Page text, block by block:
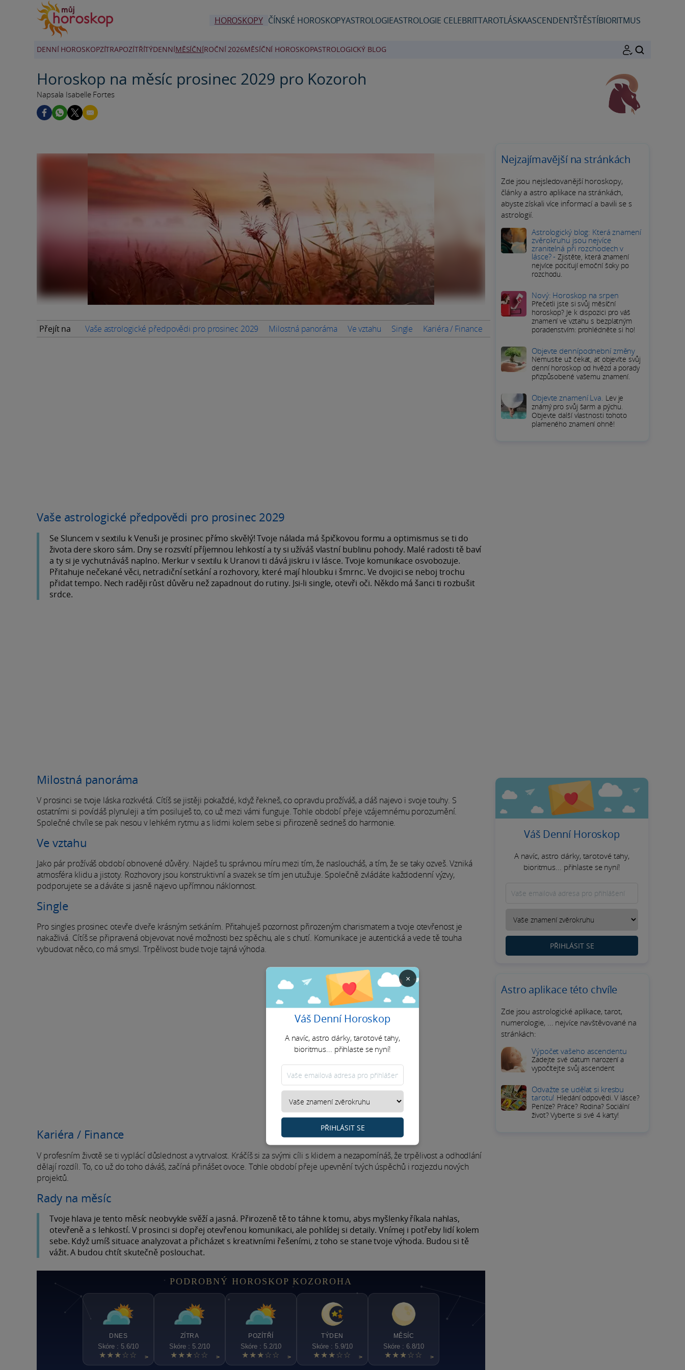
HOROSKOPY ČÍNSKÉ HOROSKOPYASTROLOGIEASTROLOGIE CELEBRITTAROTLÁSKAASCENDENTŠTĚSTÍBIORITMUS
DENNÍ HOROSKOPZÍTRAPOZÍTŘÍTÝDENNÍMĚSÍČNÍROČNÍ 2026MĚSÍČNÍ HOROSKOPASTROLOGICKÝ BLOG
Horoskop na měsíc prosinec 2029 pro Kozoroh
Napsala Isabelle Fortes
Přejít na Vaše astrologické předpovědi pro prosinec 2029 Milostná panoráma Ve vztahu Single Kariéra / Finance Rady na měsíc PODROBNÝ HOROSKOP Kozoroha
Vaše astrologické předpovědi pro prosinec 2029
Se Sluncem v sextilu k Venuši je prosinec přímo skvělý! Tvoje nálada má špičkovou formu a optimismus se ti do
života dere skoro sám. Dny se rozsvítí příjemnou lehkostí a ty si užíváš vlastní bublinu pohody. Malé radosti tě baví
a ty si je vychutnáváš naplno. Merkur v sextilu k Uranovi ti dává jiskru i v lásce. Tvoje komunikace osvobozuje.
Přitahuje nečekané věci, netradiční setkání a rozhovory, které mají hloubku i šmrnc. Ve dvojici se neboj trochu
přidat tempo. Nech raději růst důvěru než zapadnout do rutiny. Jsi-li single, otevři oči. Někdo má šanci ti rozbušit
srdce.
Milostná panoráma
V prosinci se tvoje láska rozkvétá. Cítíš se jistěji pokaždé, když řekneš, co opravdu prožíváš, a dáš najevo i svoje touhy. S
ostatními si povídáš plynuleji a tím posiluješ to, co už mezi vámi funguje. Tohle období přeje vzájemnému porozumění.
Společné chvíle se pak nesou v lehkém rytmu a s lidmi kolem sebe si přirozeně sedneš do harmonie.
Ve vztahu
Jako pár prožíváš období obnovené důvěry. Najdeš tu správnou míru mezi tím, že nasloucháš, a tím, že se taky ozveš. Vzniká
atmosféra klidu a jistoty. Rozhovory jsou konstruktivní a svazek se tím jen utužuje. Společně zvládáte každodenní výzvy,
podporujete se a dáváte si jasně najevo upřímnou náklonnost.
Single
Pro singles prosinec otevře dveře krásným setkáním. Přitahuješ pozornost přirozeným charismatem a tvoje otevřenost je
nakažlivá. Cítíš se připravená objevovat nové možnosti bez spěchu, ale s chutí. Komunikace je autentická a vede tě touha
vybudovat něco, co má smysl. Trpělivost bude tvoje tajná výhoda.
Kariéra / Finance
V profesním životě se ti vyplácí důslednost a vytrvalost. Kráčíš si za svými cíli s klidem a nezapomínáš, že trpělivost a odhodlání
dělají rozdíl. To, co už do toho dáváš, začíná přinášet ovoce. Tohle období přeje upevnění tvých úspěchů i rozjezdu nových
projektů.
Rady na měsíc
Tvoje hlava je tento měsíc neobvykle svěží a jasná. Přirozeně tě to táhne k tomu, abys myšlenky říkala nahlas,
otevřeně a s lehkostí. V prosinci si dopřej otevřenou komunikaci, ale pohlídej si detaily. Vnímej i potřeby lidí kolem
sebe. Když umíš situace analyzovat a přicházet s kreativními řešeními, z toho se stane tvoje výhoda. Budou si tě
vážit. A budou chtít skutečně poslouchat.
PODROBNÝ HOROSKOP KOZOROHA
DNES
Skóre : 5.6/10
★★★☆☆ >
ZÍTRA
Skóre : 5.2/10
★★★☆☆ >
POZÍTŘÍ
Skóre : 5.2/10
★★★☆☆ >
TÝDEN
Skóre : 5.9/10
★★★☆☆ >
MĚSÍC
Skóre : 6.8/10
★★★☆☆ >
Nejzajímavější na stránkách
Zde jsou nejsledovanější horoskopy,
články a astro aplikace na stránkách,
abyste získali více informací a bavili se s
astrologií.
Astrologický blog: Která znamení
zvěrokruhu jsou nejvíce
zranitelná při rozchodech v
lásce? -Zjistěte, která znamení
nejvíce pociťují emoční šoky po
rozchodu.
Nový: Horoskop na srpen
Přečetli jste si svůj měsíční
horoskop? Je k dispozici pro váš
znamení ve vztahu s bezplatným
poradenstvím: prohlédněte si ho!
Objevte dennípodnební změny
Nemusíte už čekat, ať objevíte svůj
denní horoskop od hvězd a porady
přizpůsobené vašemu znamení.
Objevte znamení Lva. Lev je
známý pro svůj šarm a pýchu.
Objevte další vlastnosti tohoto
plameného znamení ohně!
Váš Denní Horoskop
A navíc, astro dárky, tarotové tahy,
bioritmus... přihlaste se nyní!
PŘIHLÁSIT SE
Astro aplikace této chvíle
Zde jsou astrologické aplikace, tarot,
numerologie, ... nejvíce navštěvované na
stránkách:
Výpočet vašeho ascendentu
Zadejte své datum narození a
vypočítejte svůj ascendent
Odvažte se udělat si kresbu
tarotu! Hledání odpovědi. V lásce?
Peníze? Práce? Rodina? Sociální
život? Vyberte si své 4 karty!
×
Váš Denní Horoskop
A navíc, astro dárky, tarotové tahy,
bioritmus... přihlaste se nyní!
PŘIHLÁSIT SE